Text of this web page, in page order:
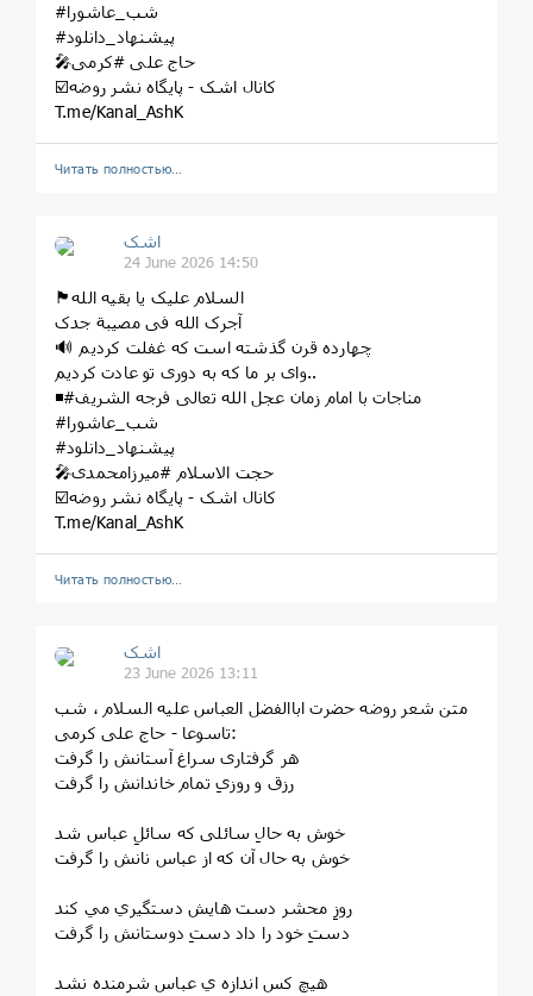
#شب_عاشورا
#پیشنهاد_دانلود
🎤حاج علی #کرمی
☑️کانال اشک - پایگاه نشر روضه
T.me/Kanal_AshK
Читать полностью…
اشک
24 June 2026 14:50
🏴السلام علیک یا بقیه الله
آجرک الله فی مصیبة جدک
🔊 چهارده قرن گذشته است که غفلت کردیم
وای بر ما که به دوری تو عادت کردیم..
◾️#مناجات با امام زمان عجل الله تعالی فرجه الشریف
#شب_عاشورا
#پیشنهاد_دانلود
🎤حجت الاسلام #میرزامحمدی
☑️کانال اشک - پایگاه نشر روضه
T.me/Kanal_AshK
Читать полностью…
اشک
23 June 2026 13:11
متن شعر روضه حضرت اباالفضل العباس علیه السلام ، شب
تاسوعا - حاج علی کرمی:
هر گرفتاری سراغ آستانش را گرفت
رزق و روزیِ تمام خاندانش را گرفت
خوش به حالِ سائلی که سائلِ عباس شد
خوش به حال آن که از عباس نانش را گرفت
روزِ محشر دست هايش دستگيري مي كند
دستِ خود را داد دستِ دوستانش را گرفت
هيچ كس اندازه ي عباس شرمنده نشد